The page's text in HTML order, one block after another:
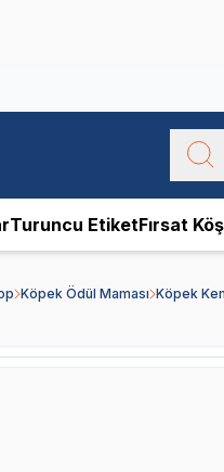
Turuncu EtiketFırsat
Köpek Ödül Maması Köpek